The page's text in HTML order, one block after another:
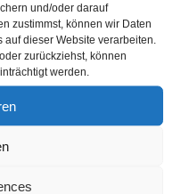
und/oder darauf
zustimmst, können wir Daten
dieser Website verarbeiten.
zurückziehst, können
werden.
eindrucksvolle
und Primitivo. Er
und verführt mit fruch…